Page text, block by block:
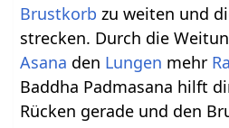
Brustkorb zu weiten und
strecken. Durch die
Asana den Lungen mehr
Baddha Padmasana hilft
Rücken gerade und den